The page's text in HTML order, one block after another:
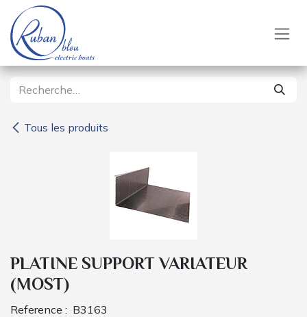
Se rendre au contenu
Tous les produits
PLATINE SUPPORT VARIATEUR
(MOST)
Reference : B3163